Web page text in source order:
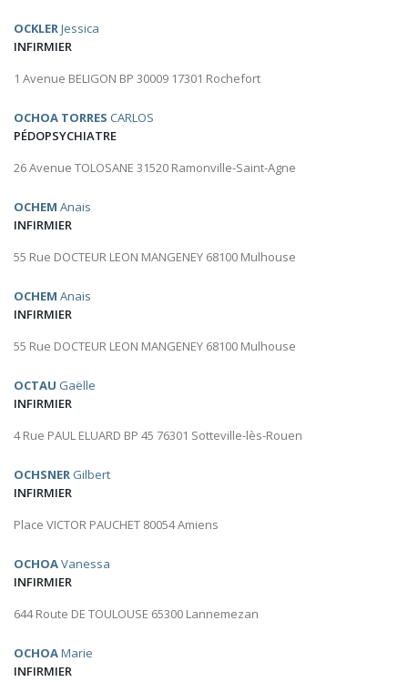
OCKLERJessica
INFIRMIER
1 Avenue BELIGON BP 30009 17301 Rochefort
OCHOA TORRES CARLOS
PÉDOPSYCHIATRE
26 Avenue TOLOSANE 31520 Ramonville-Saint-Agne
OCHEM Anais
INFIRMIER
55 Rue DOCTEUR LEON MANGENEY 68100 Mulhouse
OCHEM Anais
INFIRMIER
55 Rue DOCTEUR LEON MANGENEY 68100 Mulhouse
OCTAU Gaëlle
INFIRMIER
4 Rue PAUL ELUARD BP 45 76301 Sotteville-lès-Rouen
OCHSNER Gilbert
INFIRMIER
Place VICTOR PAUCHET 80054 Amiens
OCHOAVanessa
INFIRMIER
644 Route DE TOULOUSE 65300 Lannemezan
OCHOAMarie
INFIRMIER